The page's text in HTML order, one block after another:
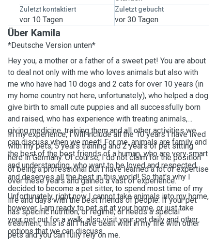
Zuletzt kontaktiert
vor 10 Tagen
Zuletzt gebucht
vor 30 Tagen
Über Kamila
*Deutsche Version unten*
Hey you, a mother or a father of a sweet pet! You are about
to deal not only with me who loves animals but also with
me who have had 10 dogs and 2 cats for over 10 years (in
my home country not here, unfortunately), who helped a dog
give birth to small cute puppies and all successfully born
and raised, who has experience with treating animals,
giving medicine, training them and all other activities we
can discuss when we meet! For me, animals are family and
the best of the best friends of a human, who are very smart
and understanding, who want to be loved and respected
and deserves all the best in this world! So that's why I
decided to become a pet sitter, to spend most time of my
life and days with the best friends of people. If your pet
has specific nutrition, or regime, or needs a special
treatment, this is all I have dealt with in my life with other
pets and you can fully rely on me.
In my experience, I will include all the 10 years I have lived
with my pets, 5 years training and 2 years of pet sitting
here in Germany. Of course, I do not claim for the position
of being a professional but I have learned a lot of expertise
over these years and gained a vast of experience.
Unfortunately, right now I cannot take animals into my home,
however, I am ready to pet sit at your home, or just take
your pet out for a walk, also visit your pet daily and other
options that we can discuss.